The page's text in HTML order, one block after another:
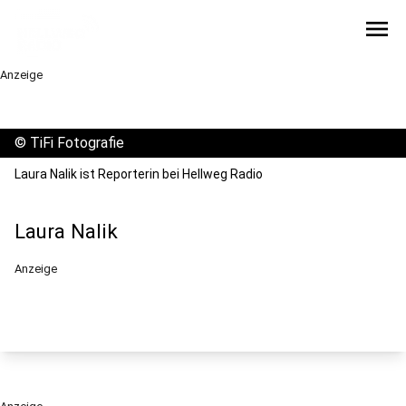
menu
Anzeige
© TiFi Fotografie
Laura Nalik ist Reporterin bei Hellweg Radio
Laura Nalik
Anzeige